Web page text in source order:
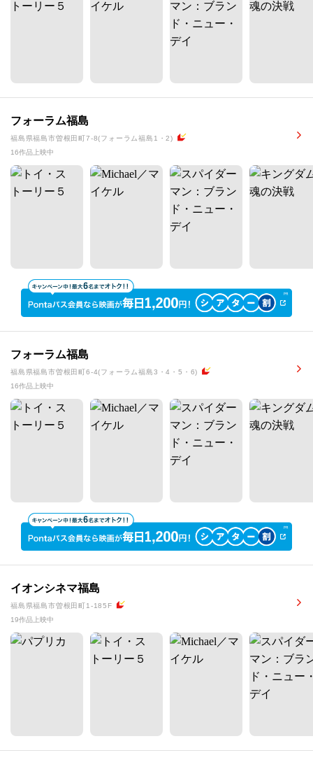
フォーラム福島
福島県福島市曽根田町7-8(フォーラム福島1・2)
16作品上映中
フォーラム福島
福島県福島市曽根田町6-4(フォーラム福島3・4・5・6)
16作品上映中
イオンシネマ福島
福島県福島市曽根田町1-185F
19作品上映中